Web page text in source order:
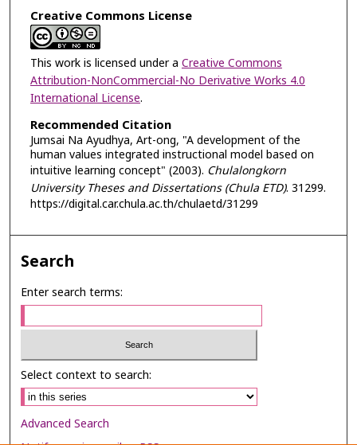
Creative Commons License
This work is licensed under a Creative Commons
Attribution-NonCommercial-No Derivative Works 4.0
International License.
Recommended Citation
Jumsai Na Ayudhya, Art-ong, "A development of the
human values integrated instructional model based on
intuitive learning concept" (2003). Chulalongkorn
University Theses and Dissertations (Chula ETD). 31299.
https://digital.car.chula.ac.th/chulaetd/31299
Search
Enter search terms:
Select context to search:
Advanced Search